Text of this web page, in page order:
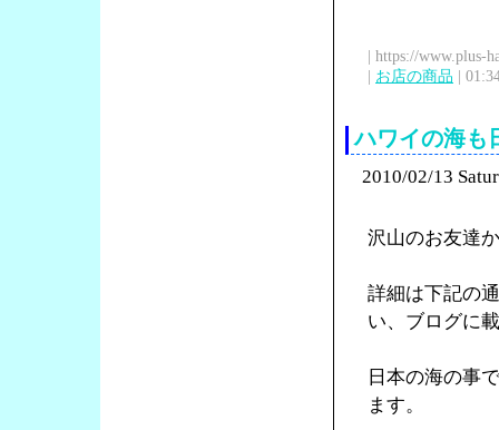
| https://www.plus-
| お店の商品 |
ハワイの海も
2010/02/13
沢山のお友達
詳細は下記の
い、ブログに
日本の海の事
ます。